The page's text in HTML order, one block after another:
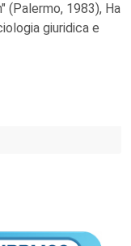
(Palermo, 1983), Ha
giuridica e